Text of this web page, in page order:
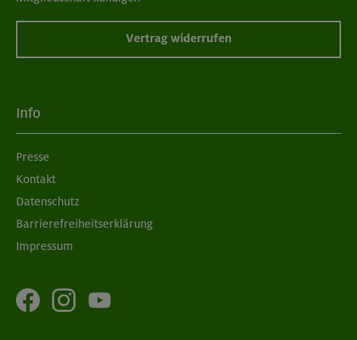
Vertrag widerrufen
Info
Presse
Kontakt
Datenschutz
Barrierefreiheitserklärung
Impressum